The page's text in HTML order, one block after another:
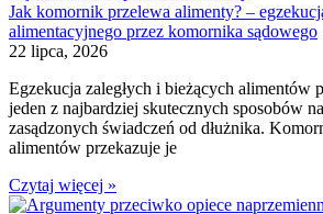
Jak komornik przelewa alimenty? –
alimentacyjnego przez komornika sądowego
22 lipca, 2026
Egzekucja zaległych i bieżących alimentów
jeden z najbardziej skutecznych sposobów
zasądzonych świadczeń od dłużnika.
alimentów przekazuje je
Czytaj więcej »